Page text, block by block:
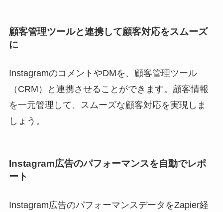
顧客管理ツールと連携して顧客対応をスムーズ
に
InstagramのコメントやDMを、顧客管理ツール
（CRM）と連携させることができます。顧客情報
を一元管理して、スムーズな顧客対応を実現しま
しょう。
Instagram広告のパフォーマンスを自動でレポ
ート
Instagram広告のパフォーマンスデータをZapier経